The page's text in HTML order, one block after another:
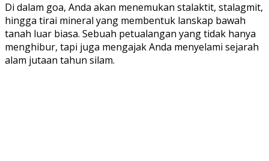
Di dalam goa, Anda akan menemukan stalaktit, stalagmit,
hingga tirai mineral yang membentuk lanskap bawah
tanah luar biasa. Sebuah petualangan yang tidak hanya
menghibur, tapi juga mengajak Anda menyelami sejarah
alam jutaan tahun silam.